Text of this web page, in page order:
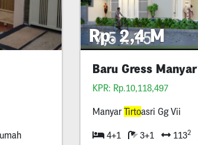
Rp. 2,4 M
Baru Gress Manyar
KPR: Rp.10,118,497
ManyarTirtoasri Gg Vii
4+1 3+1 1132